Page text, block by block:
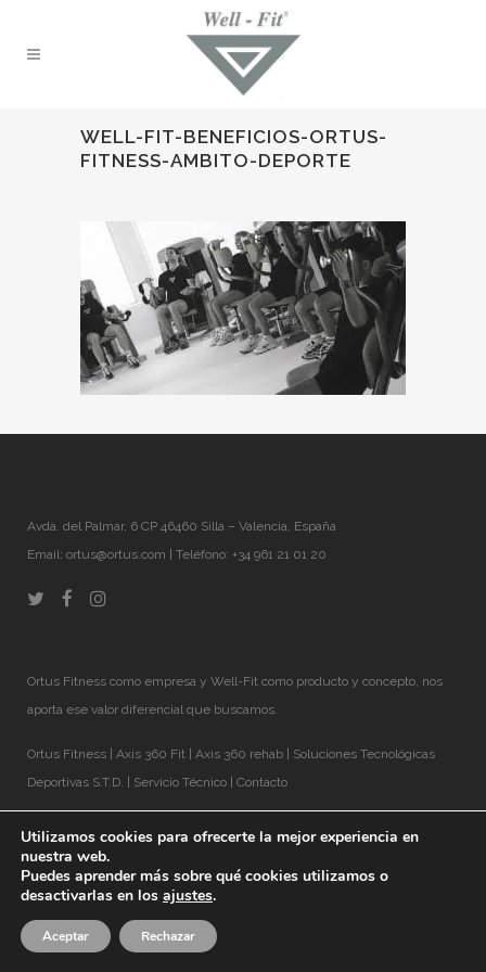
WELL-FIT-BENEFICIOS-ORTUS-
FITNESS-AMBITO-DEPORTE
Avda. del Palmar, 6 CP 46460 Silla – Valencia, España
Email: ortus@ortus.com | Teléfono: +34 961 21 01 20
Ortus Fitness como empresa y Well-Fit como producto y concepto, nos
aporta ese valor diferencial que buscamos.
Ortus Fitness Axis 360 Fit Axis 360 rehab
Soluciones Tecnológicas
Deportivas S.T.D.
Servicio Técnico Contacto
© 2018 Well-Fit® |Aviso Legal
Utilizamos cookies para ofrecerte la mejor experiencia en
nuestra web.
Puedes aprender más sobre qué cookies utilizamos o
desactivarlas en los ajustes.
Aceptar Rechazar